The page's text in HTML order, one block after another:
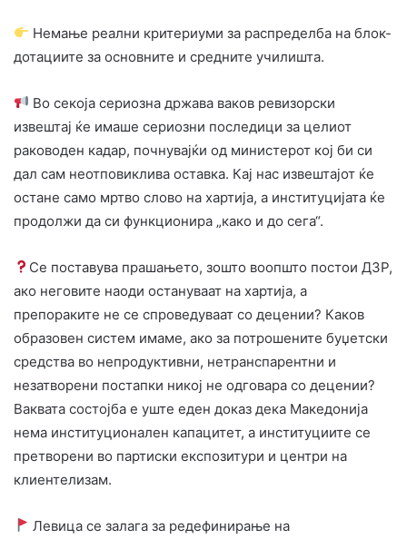
Немање реални критериуми за распределба на блок-
дотациите за основните и средните училишта.
Во секоја сериозна држава ваков ревизорски
извештај ќе имаше сериозни последици за целиот
раководен кадар, почнувајќи од министерот кој би си
дал сам неотповиклива оставка. Кај нас извештајот ќе
остане само мртво слово на хартија, а институцијата ќе
продолжи да си функционира „како и до сега“.
Се поставува прашањето, зошто воопшто постои ДЗР,
ако неговите наоди остануваат на хартија, а
препораките не се спроведуваат со децении? Каков
образовен систем имаме, ако за потрошените буџетски
средства во непродуктивни, нетранспарентни и
незатворени постапки никој не одговара со децении?
Ваквата состојба е уште еден доказ дека Македонија
нема институционален капацитет, а институциите се
претворени во партиски експозитури и центри на
клиентелизам.
Левица се залага за редефинирање на